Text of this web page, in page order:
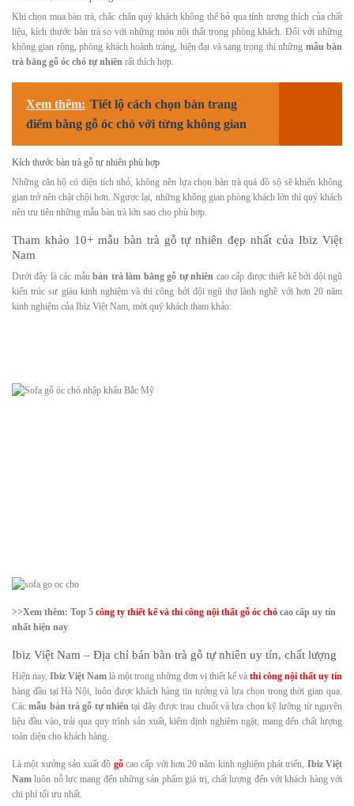
Khi chọn mua bàn trà, chắc chắn quý khách không thể bỏ qua tính tương thích của chất
liệu, kích thước bàn trà so với những món nội thất trong phòng khách. Đối với những
không gian rộng, phòng khách hoành tráng, hiện đại và sang trọng thì những mẫu bàn
trà bằng gỗ óc chó tự nhiên rất thích hợp.
Xem thêm: Tiết lộ cách chọn bàn trang
điểm bằng gỗ óc chó với từng không gian
Kích thước bàn trà gỗ tự nhiên phù hợp
Những căn hộ có diện tích nhỏ, không nên lựa chọn bàn trà quá đồ sộ sẽ khiến không
gian trở nên chật chội hơn. Ngược lại, những không gian phòng khách lớn thì quý khách
nên ưu tiên những mẫu bàn trà lớn sao cho phù hợp.
Tham khảo 10+ mẫu bàn trà gỗ tự nhiên đẹp nhất của Ibiz Việt
Nam
Dưới đây là các mẫubàn trà làm bằng gỗ tự nhiên cao cấp được thiết kế bởi đội ngũ
kiến trúc sư giàu kinh nghiệm và thi công bởi đội ngũ thợ lành nghề với hơn 20 năm
kinh nghiệm của Ibiz Việt Nam, mời quý khách tham khảo:
>>Xem thêm: Top 5 công ty thiết kế và thi công nội thất gỗ óc chó cao cấp uy tín
nhất hiện nay
Ibiz Việt Nam – Địa chỉ bán bàn trà gỗ tự nhiên uy tín, chất lượng
Hiện nay, Ibiz Việt Nam là một trong những đơn vị thiết kế và thi công nội thất uy tín
hàng đầu tại Hà Nội, luôn được khách hàng tin tưởng và lựa chọn trong thời gian qua.
Cácmẫu bàn trà gỗ tự nhiêntại đây được trau chuốt và lựa chọn kỹ lưỡng từ nguyên
liệu đầu vào, trải qua quy trình sản xuất, kiểm định nghiêm ngặt, mang đến chất lượng
toàn diện cho khách hàng.
Là một xưởng sản xuất đồ gỗcao cấp với hơn 20 năm kinh nghiệm phát triển, Ibiz Việt
Nam luôn nỗ lực mang đến những sản phẩm giá trị, chất lượng đến với khách hàng với
chi phí tối ưu nhất.